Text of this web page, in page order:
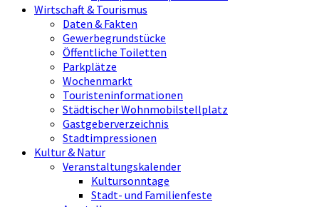
Wirtschaft & Tourismus
Daten & Fakten
Gewerbegrundstücke
Öffentliche Toiletten
Parkplätze
Wochenmarkt
Touristeninformationen
Städtischer Wohnmobilstellplatz
Gastgeberverzeichnis
Stadtimpressionen
Kultur & Natur
Veranstaltungskalender
Kultursonntage
Stadt- und Familienfeste